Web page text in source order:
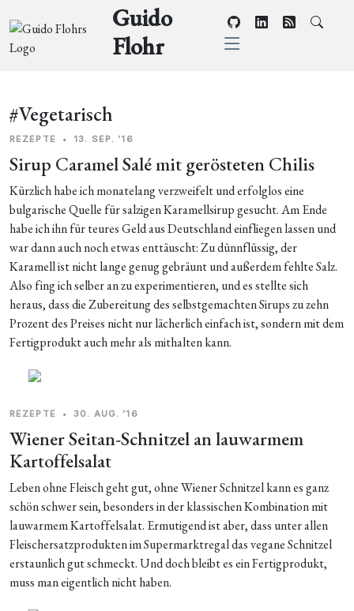
Guido
Flohr
#Vegetarisch
REZEPTE • 13. SEP. ’16
Sirup Caramel Salé mit gerösteten Chilis
Kürzlich habe ich monatelang verzweifelt und erfolglos eine
bulgarische Quelle für salzigen Karamellsirup gesucht. Am Ende
habe ich ihn für teures Geld aus Deutschland einfliegen lassen und
war dann auch noch etwas enttäuscht: Zu dünnflüssig, der
Karamell ist nicht lange genug gebräunt und außerdem fehlte Salz.
Also fing ich selber an zu experimentieren, und es stellte sich
heraus, dass die Zubereitung des selbstgemachten Sirups zu zehn
Prozent des Preises nicht nur lächerlich einfach ist, sondern mit dem
Fertigprodukt auch mehr als mithalten kann.
REZEPTE • 30. AUG. ’16
Wiener Seitan-Schnitzel an lauwarmem
Kartoffelsalat
Leben ohne Fleisch geht gut, ohne Wiener Schnitzel kann es ganz
schön schwer sein, besonders in der klassischen Kombination mit
lauwarmem Kartoffelsalat. Ermutigend ist aber, dass unter allen
Fleischersatzprodukten im Supermarktregal das vegane Schnitzel
erstaunlich gut schmeckt. Und doch bleibt es ein Fertigprodukt,
muss man eigentlich nicht haben.